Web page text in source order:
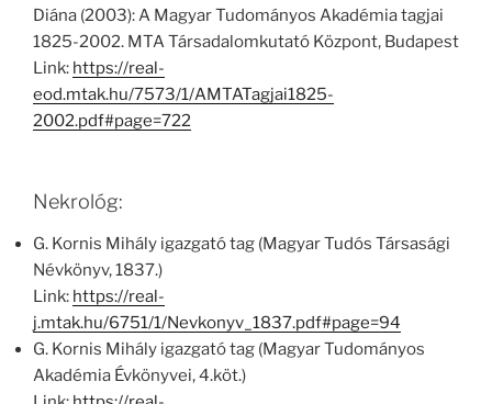
Diána (2003): A Magyar Tudományos Akadémia tagjai
1825-2002. MTA Társadalomkutató Központ, Budapest
Link: https://real-
eod.mtak.hu/7573/1/AMTATagjai1825-
2002.pdf#page=722
Nekrológ:
G. Kornis Mihály igazgató tag (Magyar Tudós Társasági
Névkönyv, 1837.)
Link: https://real-
j.mtak.hu/6751/1/Nevkonyv_1837.pdf#page=94
G. Kornis Mihály igazgató tag (Magyar Tudományos
Akadémia Évkönyvei, 4.köt.)